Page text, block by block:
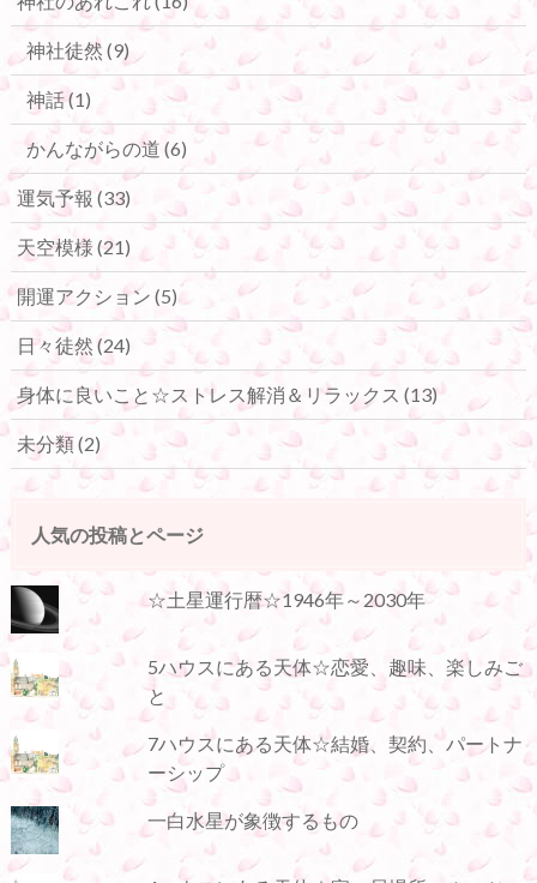
神社徒然 (9)
神話(1)
かんながらの道 (6)
運気予報 (33)
天空模様 (21)
開運アクション (5)
日々徒然 (24)
身体に良いこと☆ストレス解消＆リラックス (13)
未分類(2)
人気の投稿とページ
☆土星運行暦☆1946年～2030年
5ハウスにある天体☆恋愛、趣味、楽しみご
と
7ハウスにある天体☆結婚、契約、パートナ
ーシップ
一白水星が象徴するもの